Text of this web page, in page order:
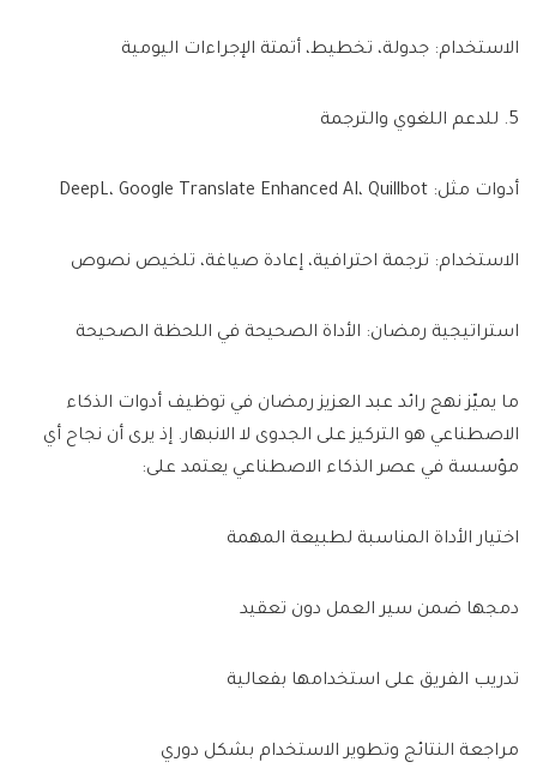
الاستخدام: جدولة، تخطيط، أتمتة الإجراءات اليومية
5. للدعم اللغوي والترجمة
أدوات مثل: DeepL، Google Translate Enhanced AI، Quillbot
الاستخدام: ترجمة احترافية، إعادة صياغة، تلخيص نصوص
استراتيجية رمضان: الأداة الصحيحة في اللحظة الصحيحة
ما يميّز نهج رائد عبد العزيز رمضان في توظيف أدوات الذكاء
الاصطناعي هو التركيز على الجدوى لا الانبهار. إذ يرى أن نجاح أي
مؤسسة في عصر الذكاء الاصطناعي يعتمد على:
اختيار الأداة المناسبة لطبيعة المهمة
دمجها ضمن سير العمل دون تعقيد
تدريب الفريق على استخدامها بفعالية
مراجعة النتائج وتطوير الاستخدام بشكل دوري